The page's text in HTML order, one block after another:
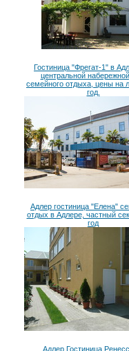
Гостиница "Фрегат-1" в
центральной
семейного отдыха, цены на
год.
Адлер гостиница "Елена"
отдых в Адлере, частный
год
Адлер Гостиница